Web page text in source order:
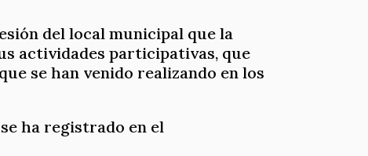
del local municipal que la
actividades participativas, que
se han venido realizando en los
ha registrado en el